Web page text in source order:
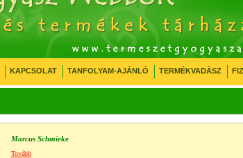
KAPCSOLAT TANFOLYAM-AJÁNLÓ TERMÉKVADÁSZ
Marcus Schmieke
Tovább